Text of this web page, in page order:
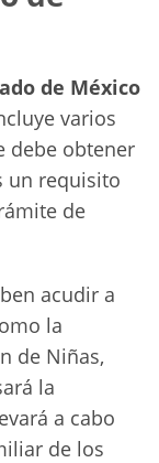
de México
varios
debe obtener
un requisito
de
acudir a
la
de Niñas,
la
a cabo
de los